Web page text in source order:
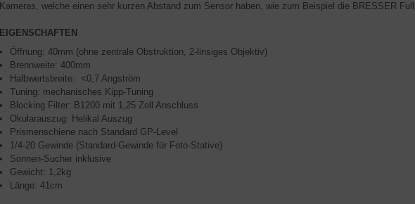
Kameras, welche einen sehr kurzen Abstand zum Sensor haben, wie zum Beispiel die BRESSER
EIGENSCHAFTEN
Öffnung: 40mm (ohne zentrale Obstruktion, 2-linsiges Objektiv)
Brennweite: 400mm
Halbwertsbreite: <0,7 Angström
Tuning: mechanisches Kipp-Tuning
Blocking Filter: B1200 mit 1,25 Zoll Anschluss
Okularauszug: Helikal Auszug
Prismenschiene nach Standard GP-Level
1/4-20 Gewinde (Standard-Gewinde für Foto-Stative)
Sonnen-Sucher inklusive
Gewicht: 1,2kg
Länge: 41cm